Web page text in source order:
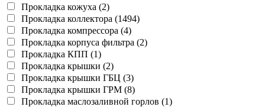
Прокладка кожуха (2)
Прокладка коллектора (1494)
Прокладка компрессора (4)
Прокладка корпуса фильтра (2)
Прокладка КПП (1)
Прокладка крышки (2)
Прокладка крышки ГБЦ (3)
Прокладка крышки ГРМ (8)
Прокладка маслозаливной горлов (1)